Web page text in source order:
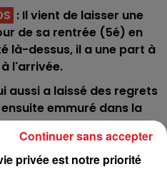
: Il vient de laisser une
de sa rentrée (5é) en
là-dessus, il a une part à
l'arrivée.
aussi a laissé des regrets
emmuré dans la
En prenant le bon
ci, il aura coeur d'une
privée est notre priorité
Continuer sans accepter